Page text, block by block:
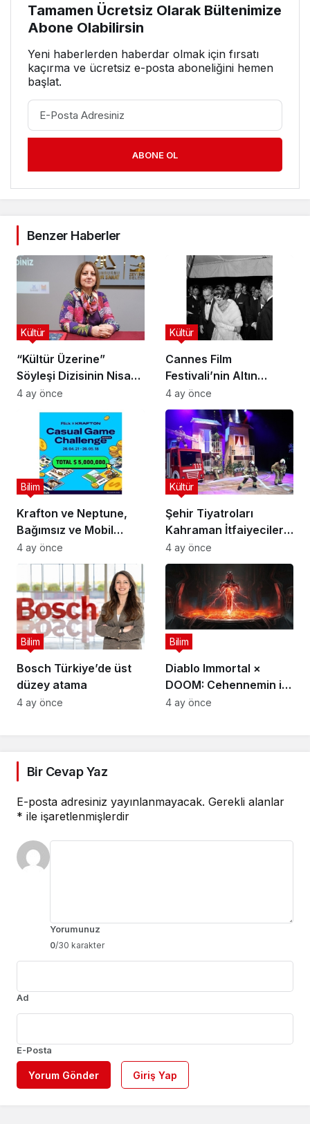
Tamamen Ücretsiz Olarak Bültenimize
Abone Olabilirsin
Yeni haberlerden haberdar olmak için fırsatı
kaçırma ve ücretsiz e-posta aboneliğini hemen
başlat.
ABONE OL
Benzer Haberler
“Kültür Üzerine”
Söyleşi Dizisinin Nisan
Ayı Konuğu Doç. Dr.
Gökçe Dervişoğlu
Okandan Oldu!
Kültür
4 ay önce
Cannes Film
Festivali’nin Altın
Çağını Mercek Altına
Alıyor
Kültür
4 ay önce
Krafton ve Neptune,
Bağımsız ve Mobil
Oyun Geliştiricileri İçin
5 Milyon Dolarlık
Küresel Oyun
Yarışmasını Başlattı
Bilim
4 ay önce
Şehir Tiyatroları
Kahraman İtfaiyecilerin
Hikayesini “İtfaiyecinin
Sırrı” Oyunuyla
Anlatıyor
Kültür
4 ay önce
Bosch Türkiye’de üst
düzey atama
Bilim
4 ay önce
Diablo Immortal ×
DOOM: Cehennemin iki
efsanevi vizyonu
Bilim
4 ay önce
Bir Cevap Yaz
E-posta adresiniz yayınlanmayacak. Gerekli alanlar
* ile işaretlenmişlerdir
Yorumunuz
0/30 karakter
Ad
E-Posta
Yorum Gönder Giriş Yap